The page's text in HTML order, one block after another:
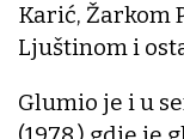
Karić, Žarkom
Ljuštinom i
Glumio je i u